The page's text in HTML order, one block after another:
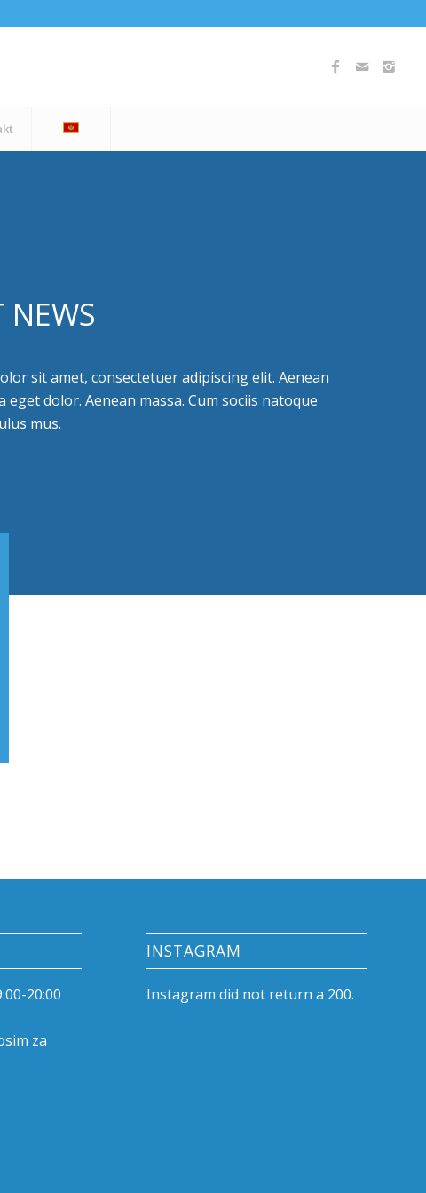
NEWS
sit amet, consectetuer adipiscing elit. Aenean
eget dolor. Aenean massa. Cum sociis natoque
mus.
20:00
za
INSTAGRAM
Instagram did not return a 200.